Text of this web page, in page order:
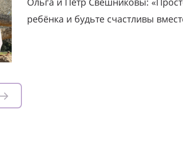
ребёнка и будьте счастливы